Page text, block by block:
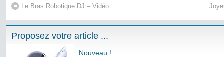
Le Bras Robotique DJ – Vidéo
Proposez votre article ...
Nouveau !